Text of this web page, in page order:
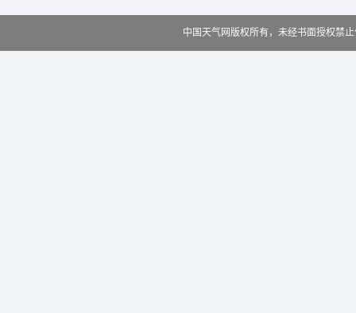
中国天气网版权所有，未经书面授权